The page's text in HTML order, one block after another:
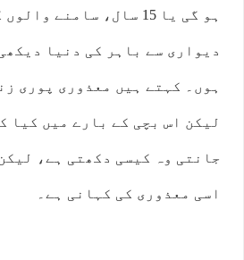
ہو گی یا 15 سال،
دیواری سے باہر کی دنیا
ہوں۔ کہتے ہیں معذوری پوری
لیکن اس بچی کے بارے میں کیا
جانتی وہ کیسی دکھتی ہے،
اسی معذوری کی کہانی ہے۔